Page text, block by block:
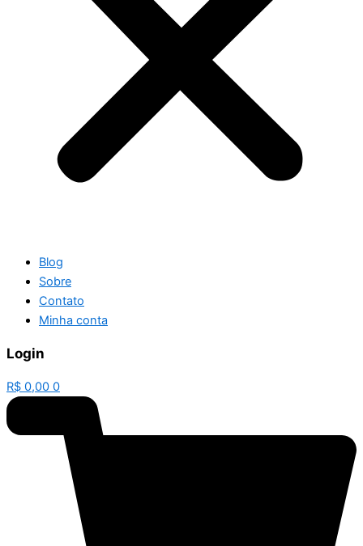
Blog
Sobre
Contato
Minha conta
Login
R$ 0,00 0